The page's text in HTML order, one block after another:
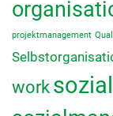
projektmanagement
work